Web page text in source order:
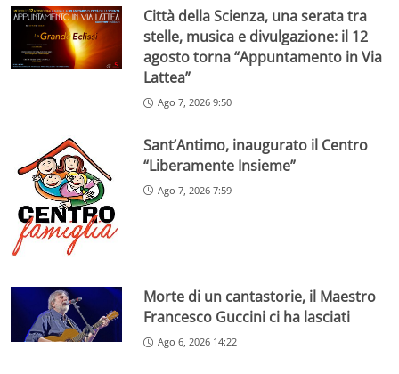
Città della Scienza, una serata tra
stelle, musica e divulgazione: il 12
agosto torna “Appuntamento in Via
Lattea”
Ago 7, 2026 9:50
Sant’Antimo, inaugurato il Centro
“Liberamente Insieme”
Ago 7, 2026 7:59
Morte di un cantastorie, il Maestro
Francesco Guccini ci ha lasciati
Ago 6, 2026 14:22